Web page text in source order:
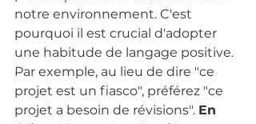
notre environnement. C'est
pourquoi il est crucial d'adopter
une habitude de langage positive.
Par exemple, au lieu de dire "ce
projet est un fiasco", préférez "ce
projet a besoin de révisions". En